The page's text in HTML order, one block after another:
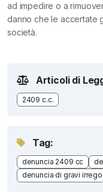
ad impedire o a
danno che le accertate
società.
Articoli di
2409 c.c.
Tag:
denuncia 2409 cc
denuncia di gravi